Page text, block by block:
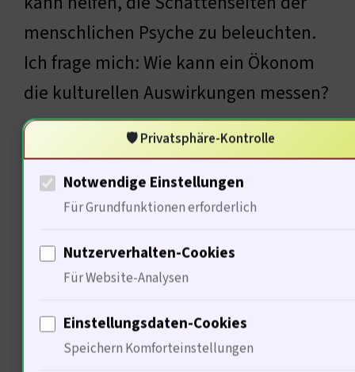
menschlichen Psyche zu beleuchten.
Ich frage mich: Wie kann ein Ökonom
die kulturellen Auswirkungen messen?
Kulturelle Auswirkungen der
Jugendkriminalität
🛡️ Privatsphäre-Kontrolle
Notwendige Einstellungen
Für Grundfunktionen erforderlich
Nutzerverhalten-Cookies
Für Website-Analysen
Einstellungsdaten-Cookies
Speichern Komforteinstellungen